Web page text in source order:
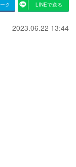
ク LINEで送る
2023.06.22 13:44